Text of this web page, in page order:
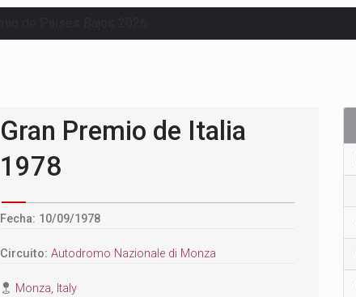
Gran Premio de Italia
1978
Fecha: 10/09/1978
Circuito: Autodromo Nazionale di Monza
Monza, Italy